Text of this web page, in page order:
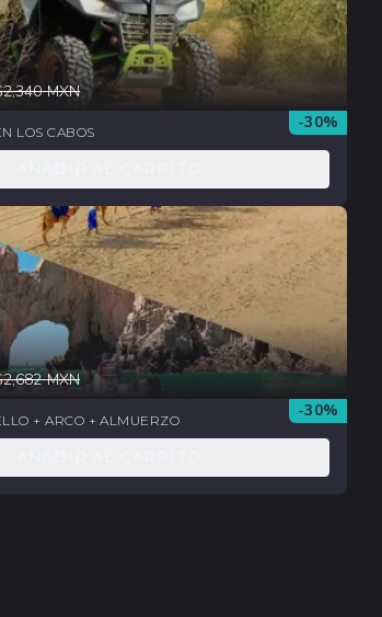
2,340 MXN
-30%
LOS CABOS
2,682 MXN
-30%
+ ARCO + ALMUERZO